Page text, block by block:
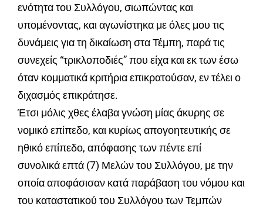
ενότητα του Συλλόγου, σιωπώντας και
υπομένοντας, και αγωνίστηκα με όλες μου τις
δυνάμεις για τη δικαίωση στα Τέμπη, παρά τις
συνεχείς “τρικλοποδιές” που είχα και εκ των έσω
όταν κομματικά κριτήρια επικρατούσαν, εν τέλει ο
διχασμός επικράτησε.
Έτσι μόλις χθες έλαβα γνώση μίας άκυρης σε
νομικό επίπεδο, και κυρίως απογοητευτικής σε
ηθικό επίπεδο, απόφασης των πέντε επί
συνολικά επτά (7) Μελών του Συλλόγου, με την
οποία αποφάσισαν κατά παράβαση του νόμου και
του καταστατικού του Συλλόγου των Τεμπών